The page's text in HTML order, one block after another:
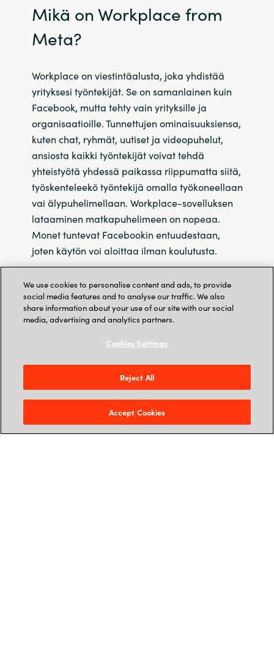
Mikä on Workplace from
Meta?
Uutiset, ryhmät, chat ja
paljon muuta
Workplace on viestintäalusta, joka yhdistää
yrityksesi työntekijät. Se on samanlainen kuin
Facebook, mutta tehty vain yrityksille ja
organisaatioille.Tunnettujen ominaisuuksiensa,
kuten chat, ryhmät, uutiset ja videopuhelut,
ansiosta kaikki työntekijät voivat tehdä
yhteistyötä yhdessä paikassa riippumatta siitä,
työskenteleekö työntekijä omalla työkoneellaan
vai älypuhelimellaan. Workplace-sovelluksen
lataaminen matkapuhelimeen on nopeaa.
Monet tuntevat Facebookin entuudestaan,
joten käytön voi aloittaa ilman koulutusta.
webinaarisarjamme:Mitä,Miksi jaMiten.
We use cookies to personalise content and ads, to provide
social media features and to analyse our traffic. We also
share information about your use of our site with our social
media, advertising and analytics partners.
Cookies Settings
Reject All
Accept Cookies